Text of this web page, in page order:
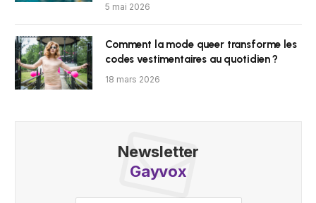
5 mai 2026
Comment la mode queer transforme les
codes vestimentaires au quotidien ?
18 mars 2026
Newsletter
Gayvox